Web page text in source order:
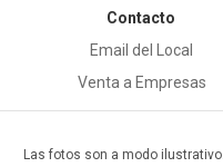
Contacto
Email del Local
Venta a Empresas
Las fotos son a modo